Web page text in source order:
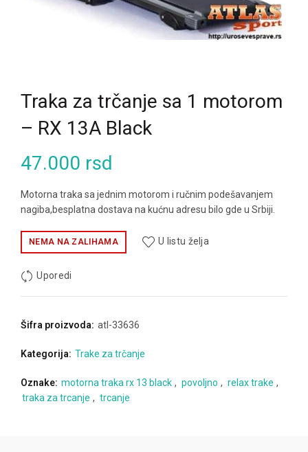
Traka za trčanje sa 1 motorom
– RX 13A Black
47.000 rsd
Motorna traka sa jednim motorom i ručnim podešavanjem
nagiba,besplatna dostava na kućnu adresu bilo gde u Srbiji.
NEMA NA ZALIHAMA U listu želja
Uporedi
Šifra proizvoda: atl-33636
Kategorija: Trake za trčanje
Oznake: motorna traka rx 13 black , povoljno , relax trake ,
traka za trcanje , trcanje